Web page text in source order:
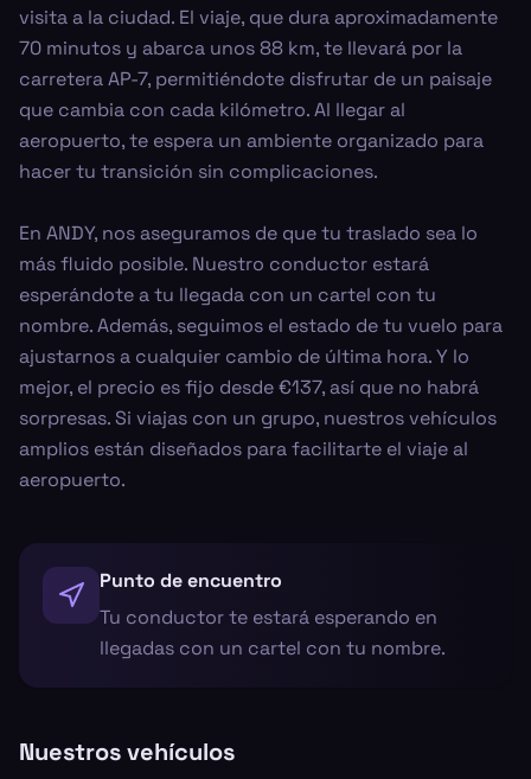
visita a la ciudad. El viaje, que dura aproximadamente
70 minutos y abarca unos 88 km, te llevará por la
carretera AP-7, permitiéndote disfrutar de un paisaje
que cambia con cada kilómetro. Al llegar al
aeropuerto, te espera un ambiente organizado para
hacer tu transición sin complicaciones.
En ANDY, nos aseguramos de que tu traslado sea lo
más fluido posible. Nuestro conductor estará
esperándote a tu llegada con un cartel con tu
nombre. Además, seguimos el estado de tu vuelo para
ajustarnos a cualquier cambio de última hora. Y lo
mejor, el precio es fijo desde €137, así que no habrá
sorpresas. Si viajas con un grupo, nuestros vehículos
amplios están diseñados para facilitarte el viaje al
aeropuerto.
Punto de encuentro
Tu conductor te estará esperando en
llegadas con un cartel con tu nombre.
Nuestros vehículos